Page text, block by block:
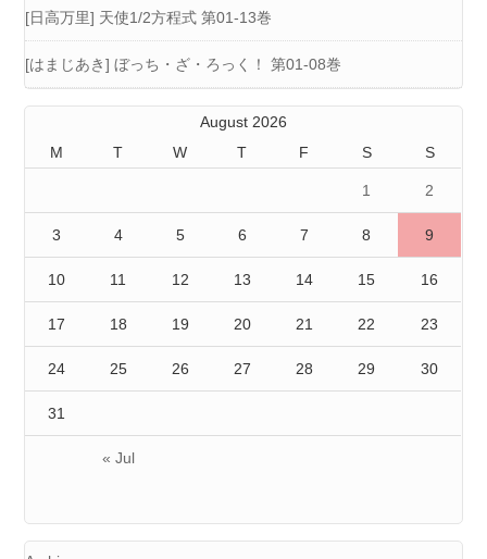
[日高万里] 天使1/2方程式 第01-13巻
[はまじあき] ぼっち・ざ・ろっく！ 第01-08巻
August 2026
M
T W T F S S
« Jul
1 2
3 4 5 6 7 8 9
10 11 12 13 14 15 16
17 18 19 20 21 22 23
24 25 26 27 28 29 30
31